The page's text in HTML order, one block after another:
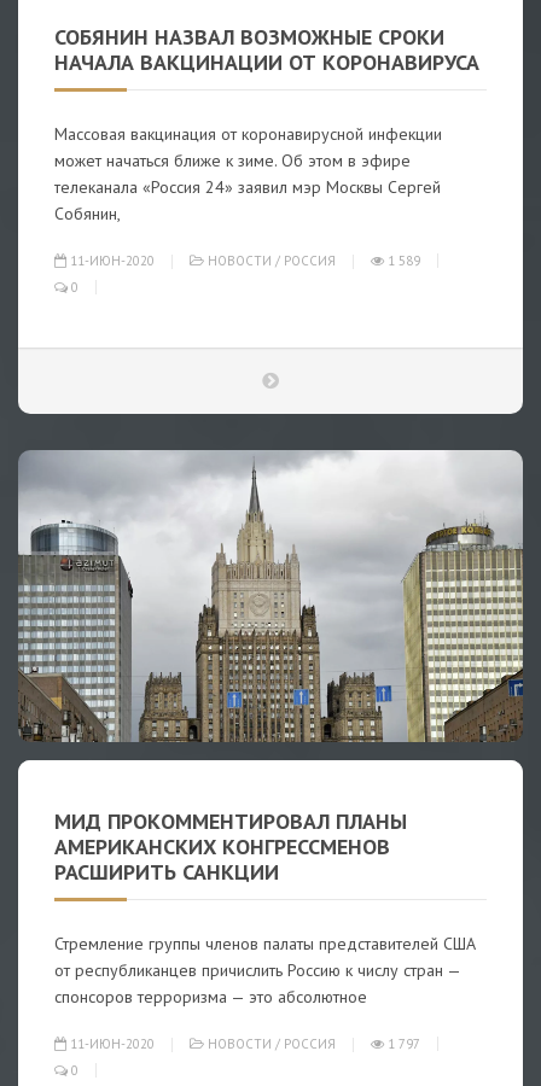
СОБЯНИН НАЗВАЛ ВОЗМОЖНЫЕ СРОКИ
НАЧАЛА ВАКЦИНАЦИИ ОТ КОРОНАВИРУСА
Массовая вакцинация от коронавирусной инфекции
может начаться ближе к зиме. Об этом в эфире
телеканала «Россия 24» заявил мэр Москвы Сергей
Собянин,
11-ИЮН-2020 НОВОСТИ / РОССИЯ
1 589
0
МИД ПРОКОММЕНТИРОВАЛ ПЛАНЫ
АМЕРИКАНСКИХ КОНГРЕССМЕНОВ
РАСШИРИТЬ САНКЦИИ
Стремление группы членов палаты представителей США
от республиканцев причислить Россию к числу стран —
спонсоров терроризма — это абсолютное
11-ИЮН-2020 НОВОСТИ / РОССИЯ
1 797
0